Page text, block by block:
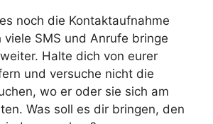
noch die Kontaktaufnahme
viele SMS und Anrufe bringe
Halte dich von eurer
und versuche nicht die
wo er oder sie sich am
Was soll es dir bringen, den